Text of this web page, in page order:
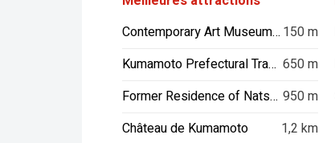
Contemporary Art Museum Kumamoto 150 m
Kumamoto Prefectural Traditional Crafts Center 650 m
Former Residence of Natsume Soseki 950 m
Château de Kumamoto
1,2 km